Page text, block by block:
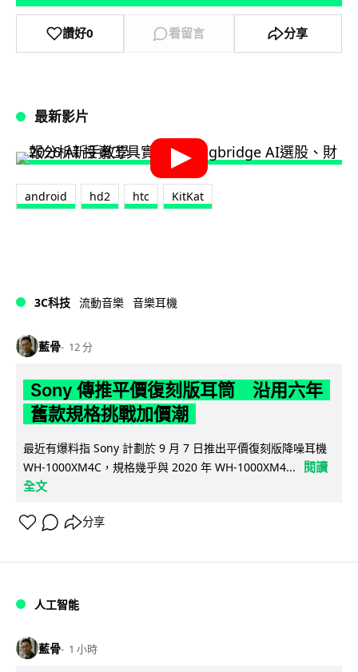
讚好0 看留言 分享
最新影片
android hd2 htc KitKat
3C科技 流動音樂 音樂耳機
藍骨 12 分
Sony 傳推平價復刻版耳筒 沿用六年
舊款規格挑戰加價潮
最近有爆料指 Sony 計劃於 9 月 7 日推出平價復刻版降噪耳機
WH-1000XM4C，規格幾乎與 2020 年 WH-1000XM4...
閱讀
全文
分享
人工智能
藍骨 1 小時